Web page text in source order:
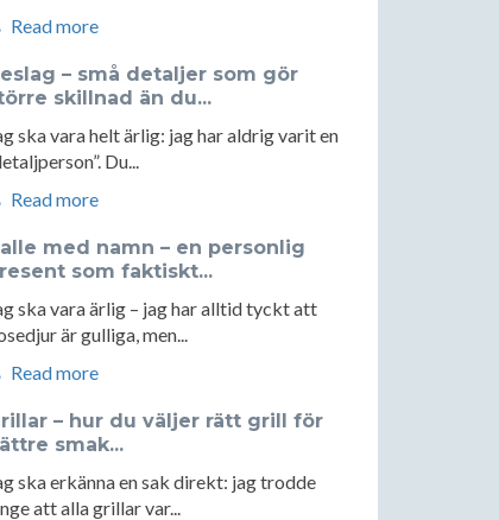
Read more
– små detaljer som gör
skillnad än du...
ska vara helt ärlig: jag har aldrig varit en
Du...
Read more
med namn – en personlig
som faktiskt...
ska vara ärlig – jag har alltid tyckt att
är gulliga, men...
Read more
– hur du väljer rätt grill för
smak...
ska erkänna en sak direkt: jag trodde
att alla grillar var...